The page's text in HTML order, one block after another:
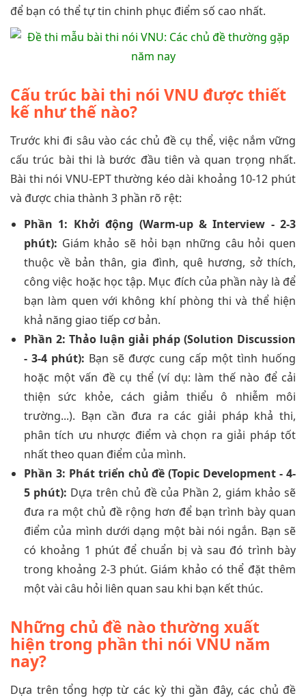
để bạn có thể tự tin chinh phục điểm số cao nhất.
Cấu trúc bài thi nói VNU được thiết
kế như thế nào?
Trước khi đi sâu vào các chủ đề cụ thể, việc nắm vững
cấu trúc bài thi là bước đầu tiên và quan trọng nhất.
Bài thi nói VNU-EPT thường kéo dài khoảng 10-12 phút
và được chia thành 3 phần rõ rệt:
Phần 1: Khởi động (Warm-up & Interview - 2-3
phút): Giám khảo sẽ hỏi bạn những câu hỏi quen
thuộc về bản thân, gia đình, quê hương, sở thích,
công việc hoặc học tập. Mục đích của phần này là để
bạn làm quen với không khí phòng thi và thể hiện
khả năng giao tiếp cơ bản.
Phần 2: Thảo luận giải pháp (Solution Discussion
- 3-4 phút): Bạn sẽ được cung cấp một tình huống
hoặc một vấn đề cụ thể (ví dụ: làm thế nào để cải
thiện sức khỏe, cách giảm thiểu ô nhiễm môi
trường...). Bạn cần đưa ra các giải pháp khả thi,
phân tích ưu nhược điểm và chọn ra giải pháp tốt
nhất theo quan điểm của mình.
Phần 3: Phát triển chủ đề (Topic Development - 4-
5 phút): Dựa trên chủ đề của Phần 2, giám khảo sẽ
đưa ra một chủ đề rộng hơn để bạn trình bày quan
điểm của mình dưới dạng một bài nói ngắn. Bạn sẽ
có khoảng 1 phút để chuẩn bị và sau đó trình bày
trong khoảng 2-3 phút. Giám khảo có thể đặt thêm
một vài câu hỏi liên quan sau khi bạn kết thúc.
Những chủ đề nào thường xuất
hiện trong phần thi nói VNU năm
nay?
Dựa trên tổng hợp từ các kỳ thi gần đây, các chủ đề